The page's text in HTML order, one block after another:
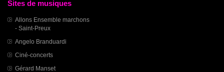
Sites de musiques
Allons Ensemble marchons
- Saint-Preux
Angelo Branduardi
Ciné-concerts
Gérard Manset